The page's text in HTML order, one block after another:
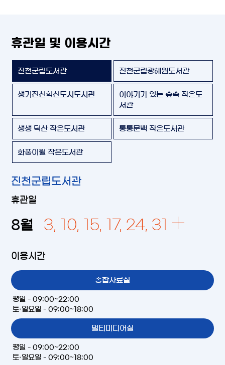
휴관일 및 이용시간
진천군립도서관 진천군립광혜원도서관
생거진천혁신도시도서관
이야기가 있는 숲속 작은도
서관
생생 덕산 작은도서관 통통문백 작은도서관
화풍이월 작은도서관
진천군립도서관
휴관일
8월 3, 10, 15, 17, 24, 31
이용시간
종합자료실
평일 - 09:00~22:00
토·일요일 - 09:00~18:00
멀티미디어실
평일 - 09:00~22:00
토·일요일 - 09:00~18:00